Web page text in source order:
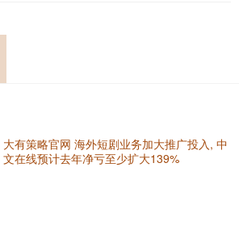
大有策略官网 海外短剧业务加大推广投入, 中
文在线预计去年净亏至少扩大139%